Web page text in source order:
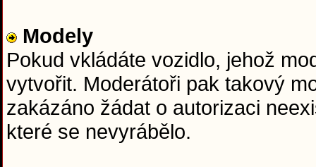
Modely
Pokud vkládáte vozidlo, jehož
vytvořit. Moderátoři pak takový
zakázáno žádat o autorizaci
které se nevyrábělo.